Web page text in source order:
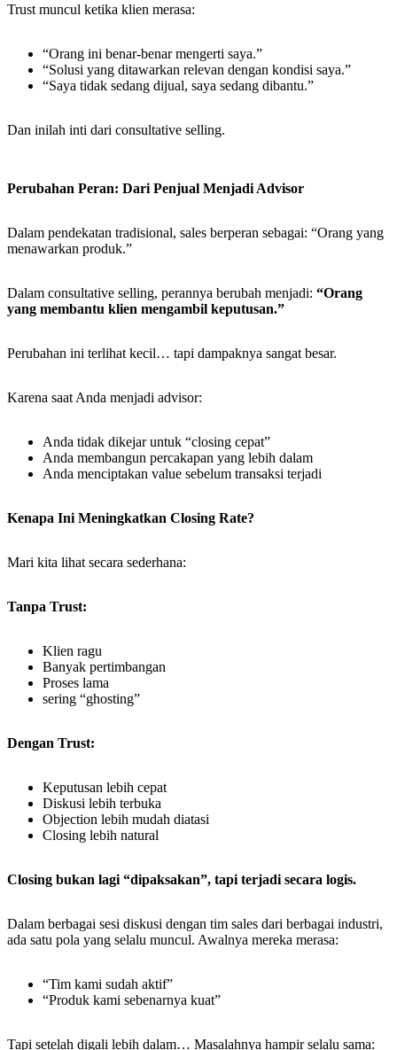
Trust muncul ketika klien merasa:
“Orang ini benar-benar mengerti saya.”
“Solusi yang ditawarkan relevan dengan kondisi saya.”
“Saya tidak sedang dijual, saya sedang dibantu.”
Dan inilah inti dari consultative selling.
Perubahan Peran: Dari Penjual Menjadi Advisor
Dalam pendekatan tradisional, sales berperan sebagai: “Orang yang
menawarkan produk.”
Dalam consultative selling, perannya berubah menjadi: “Orang
yang membantu klien mengambil keputusan.”
Perubahan ini terlihat kecil… tapi dampaknya sangat besar.
Karena saat Anda menjadi advisor:
Anda tidak dikejar untuk “closing cepat”
Anda membangun percakapan yang lebih dalam
Anda menciptakan value sebelum transaksi terjadi
Kenapa Ini Meningkatkan Closing Rate?
Mari kita lihat secara sederhana:
Tanpa Trust:
Klien ragu
Banyak pertimbangan
Proses lama
sering “ghosting”
Dengan Trust:
Keputusan lebih cepat
Diskusi lebih terbuka
Objection lebih mudah diatasi
Closing lebih natural
Closing bukan lagi “dipaksakan”, tapi terjadi secara logis.
Dalam berbagai sesi diskusi dengan tim sales dari berbagai industri,
ada satu pola yang selalu muncul. Awalnya mereka merasa:
“Tim kami sudah aktif”
“Produk kami sebenarnya kuat”
Tapi setelah digali lebih dalam… Masalahnya hampir selalu sama: